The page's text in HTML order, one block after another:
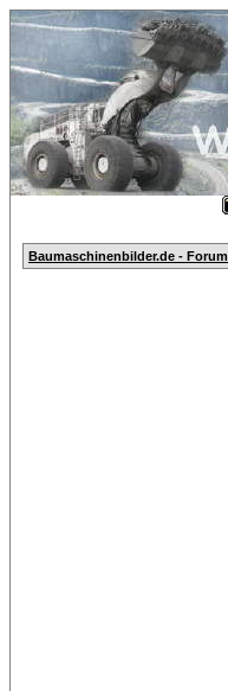
Baumaschinenbilder.de - Forum